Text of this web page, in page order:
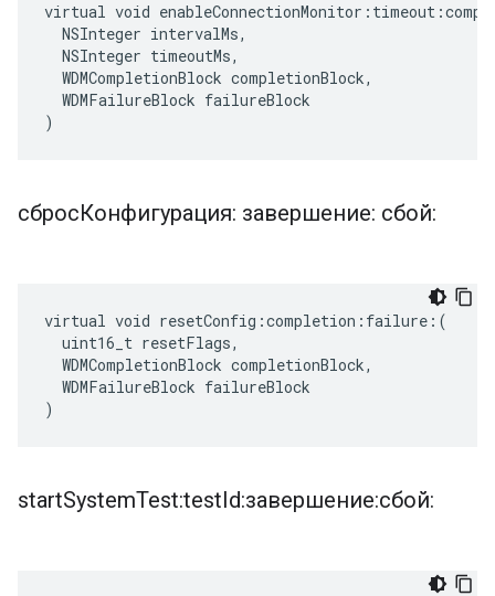
virtual void
  NSInteger intervalMs,
  NSInteger timeoutMs,
  WDMCompletionBlock completionBlock,
  WDMFailureBlock failureBlock
)
сбросКонфигурация: завершение: сбой:
virtual void resetConfig:completion:failure:(
  uint16_t resetFlags,
  WDMCompletionBlock completionBlock,
  WDMFailureBlock failureBlock
)
startSystemTest:testId:завершение:сбой: